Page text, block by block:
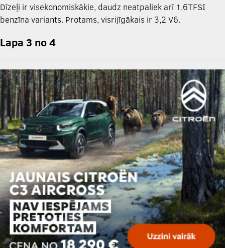
Dīzeļi ir visekonomiskākie, daudz neatpaliek arī 1,6TFSI
benzīna variants. Protams, visrijīgākais ir 3,2 V6.
Lapa 3 no 4